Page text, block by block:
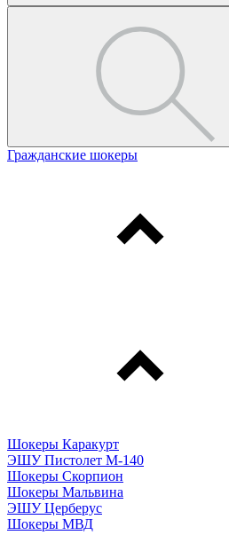
Гражданские шокеры
Шокеры Каракурт
ЭШУ Пистолет М-140
Шокеры Скорпион
Шокеры Мальвина
ЭШУ Церберус
Шокеры МВД